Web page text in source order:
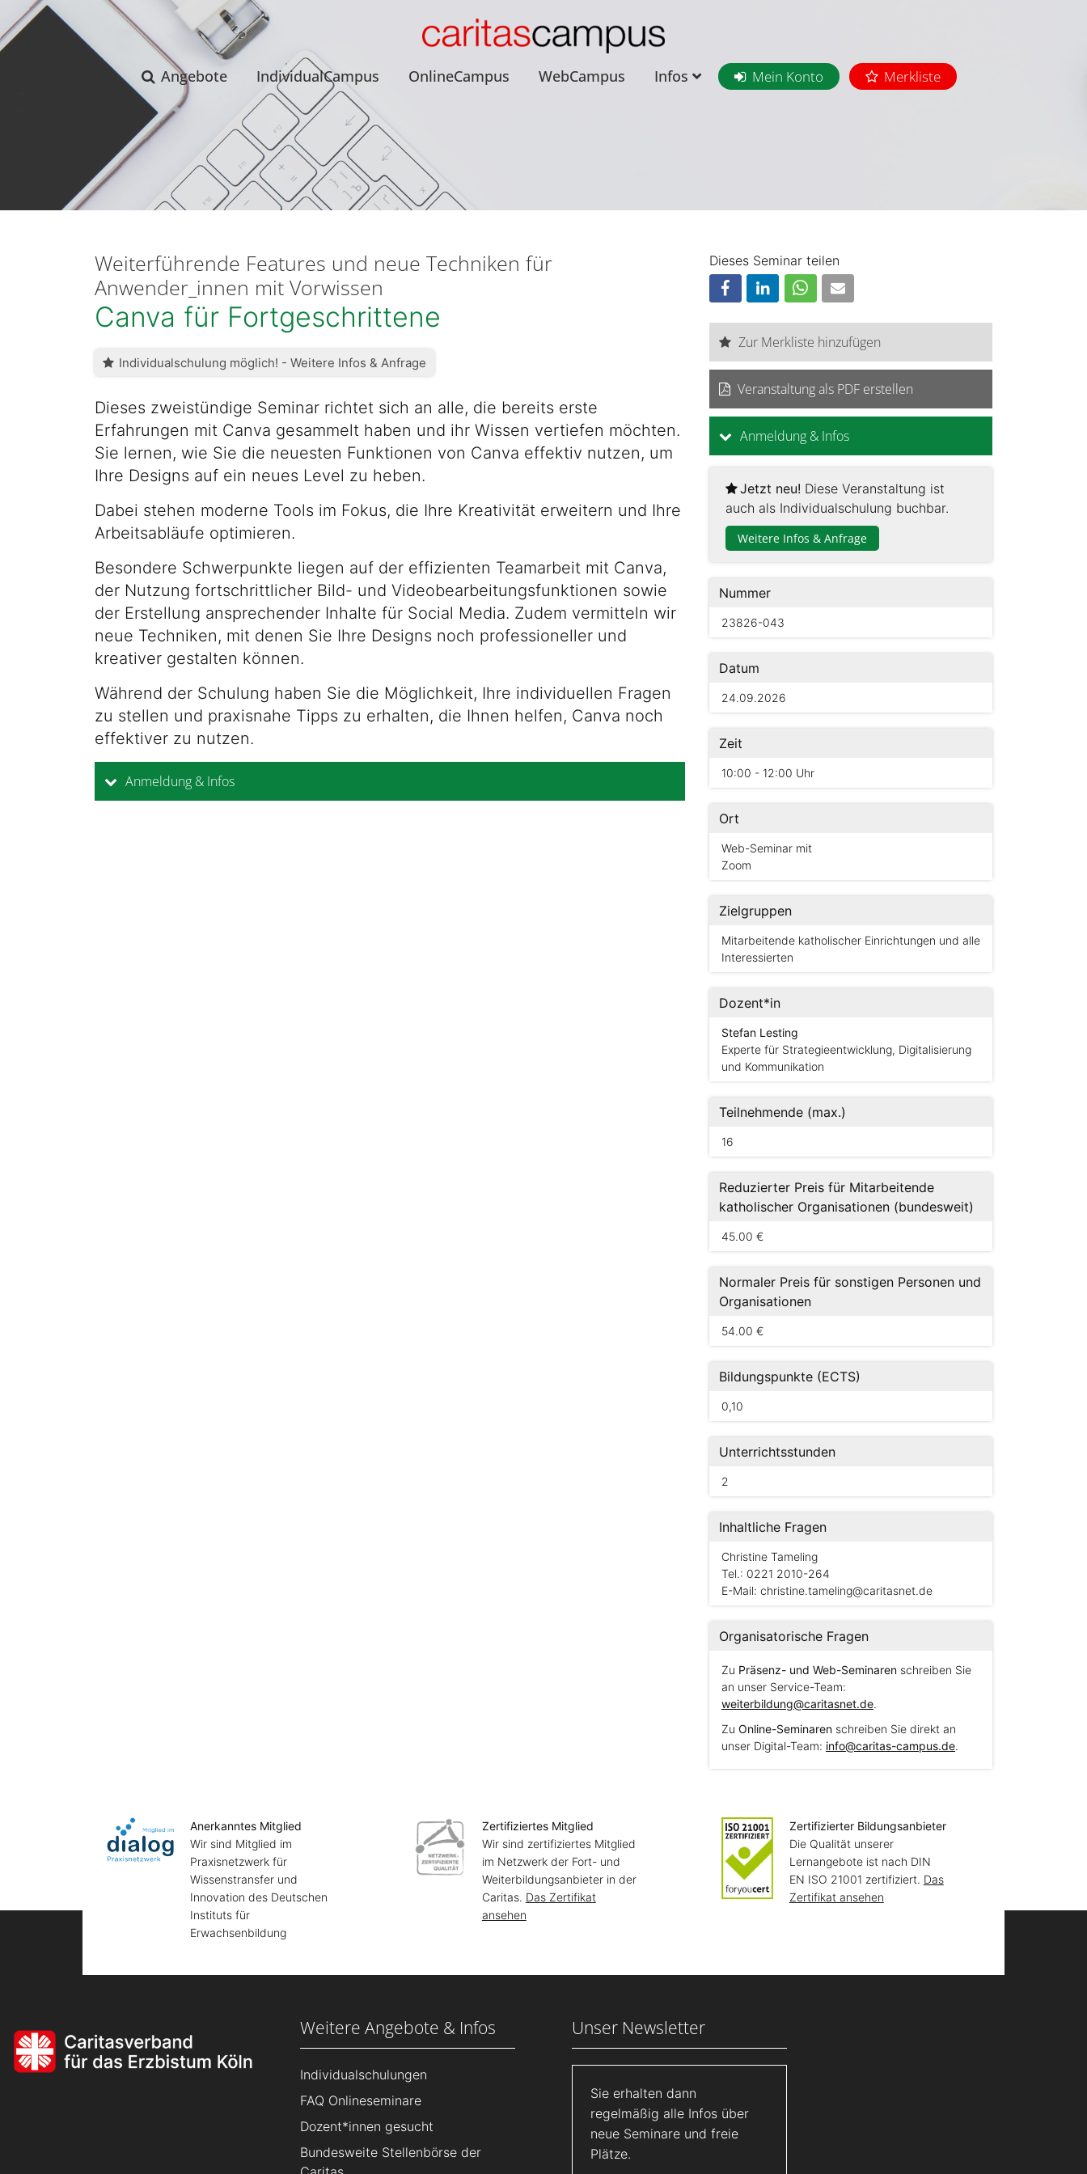
Angebote IndividualCampus OnlineCampus WebCampus Infos Mein Konto Merkliste
Weiterführende Features und neue Techniken für
Anwender_innen mit Vorwissen
Canva für Fortgeschrittene
Individualschulung möglich! - Weitere Infos & Anfrage
Dieses zweistündige Seminar richtet sich an alle, die bereits erste
Erfahrungen mit Canva gesammelt haben und ihr Wissen vertiefen möchten.
Sie lernen, wie Sie die neuesten Funktionen von Canva effektiv nutzen, um
Ihre Designs auf ein neues Level zu heben.
Dabei stehen moderne Tools im Fokus, die Ihre Kreativität erweitern und Ihre
Arbeitsabläufe optimieren.
Besondere Schwerpunkte liegen auf der effizienten Teamarbeit mit Canva,
der Nutzung fortschrittlicher Bild- und Videobearbeitungsfunktionen sowie
der Erstellung ansprechender Inhalte für Social Media. Zudem vermitteln wir
neue Techniken, mit denen Sie Ihre Designs noch professioneller und
kreativer gestalten können.
Während der Schulung haben Sie die Möglichkeit, Ihre individuellen Fragen
zu stellen und praxisnahe Tipps zu erhalten, die Ihnen helfen, Canva noch
effektiver zu nutzen.
Anmeldung & Infos
Dieses Seminar teilen
Zur Merkliste hinzufügen
Veranstaltung als PDF erstellen
Anmeldung & Infos
Jetzt neu! Diese Veranstaltung ist
auch als Individualschulung buchbar.
Weitere Infos & Anfrage
Nummer
23826-043
Datum
24.09.2026
Zeit
10:00 - 12:00 Uhr
Ort
Web-Seminar mit
Zoom
Zielgruppen
Mitarbeitende katholischer Einrichtungen und alle
Interessierten
Dozent*in
Stefan Lesting
Experte für Strategieentwicklung, Digitalisierung
und Kommunikation
Teilnehmende (max.)
16
Reduzierter Preis für Mitarbeitende
katholischer Organisationen (bundesweit)
45.00 €
Normaler Preis für sonstigen Personen und
Organisationen
54.00 €
Bildungspunkte (ECTS)
0,10
Unterrichtsstunden
2
Inhaltliche Fragen
Christine Tameling
Tel.: 0221 2010-264
E-Mail: christine.tameling@caritasnet.de
Organisatorische Fragen
Zu Präsenz- und Web-Seminaren schreiben Sie
an unser Service-Team:
weiterbildung@caritasnet.de.
Zu Online-Seminaren schreiben Sie direkt an
unser Digital-Team: info@caritas-campus.de.
Anerkanntes Mitglied
Wir sind Mitglied im
Praxisnetzwerk für
Wissenstransfer und
Innovation des Deutschen
Instituts für
Erwachsenbildung
Zertifiziertes Mitglied
Wir sind zertifiziertes Mitglied
im Netzwerk der Fort- und
Weiterbildungsanbieter in der
Caritas. Das Zertifikat
ansehen
Zertifizierter Bildungsanbieter
Die Qualität unserer
Lernangebote ist nach DIN
EN ISO 21001 zertifiziert. Das
Zertifikat ansehen
Weitere Angebote & Infos
Individualschulungen
FAQ Onlineseminare
Dozent*innen gesucht
Bundesweite Stellenbörse der
Unser Newsletter
Sie erhalten dann
regelmäßig alle Infos über
neue Seminare und freie
Plätze.